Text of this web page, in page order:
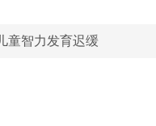
童智力发育迟缓